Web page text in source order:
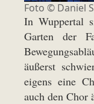
Foto © Daniel
In Wuppertal
Garten der
äußerst
eigens eine
auch den Chor